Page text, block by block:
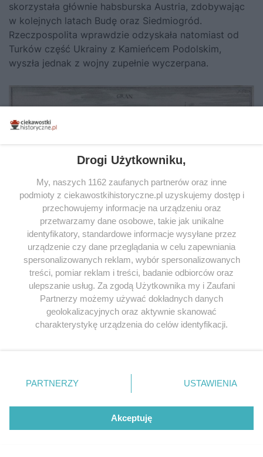
skorzystała głównie habsburska Austria, zdobywając
w kolejnych latach Budę oraz Siedmiogród.
Rzeczpospolita wprawdzie odzyskała natomiast od
Turków część Ukrainy z Kamieńcem Podolskim,
wyszła jednak z wojny zupełnie wyczerpana.
XVII-wieczne przedstawienie bitwy pod Parkanami.
W efekcie jej pozycja wśród państw Europy
Środkowo-Wschodniej uległa zachwianiu. Na początku
XVIII wieku dawne regionalne mocarstwo było już
tylko kolosem na glinianych nogach, obiektem
rozgrywek silniejszych sąsiadów. Zwycięstwa pod
Drogi Użytkowniku,
My, naszych 1162 zaufanych partnerów oraz inne
podmioty z ciekawostkihistoryczne.pl uzyskujemy dostęp i
przechowujemy informacje na urządzeniu oraz
przetwarzamy dane osobowe, takie jak unikalne
identyfikatory, standardowe informacje wysyłane przez
urządzenie czy dane przeglądania w celu zapewniania
spersonalizowanych reklam, wybór spersonalizowanych
treści, pomiar reklam i treści, badanie odbiorców oraz
ulepszanie usług. Za zgodą Użytkownika my i Zaufani
Partnerzy możemy używać dokładnych danych
geolokalizacyjnych oraz aktywnie skanować
charakterystykę urządzenia do celów identyfikacji.
zmienić/wycofać klikając przycisk ustawień prywatności
znajdujący się w lewym dolnym rogu strony
. Niektóre
użytkownika, ale masz prawo sprzeciwić się takiemu
przetwarzaniu. Preferencje będą miały zastosowania tylko
PARTNERZY USTAWIENIA
Akceptuję